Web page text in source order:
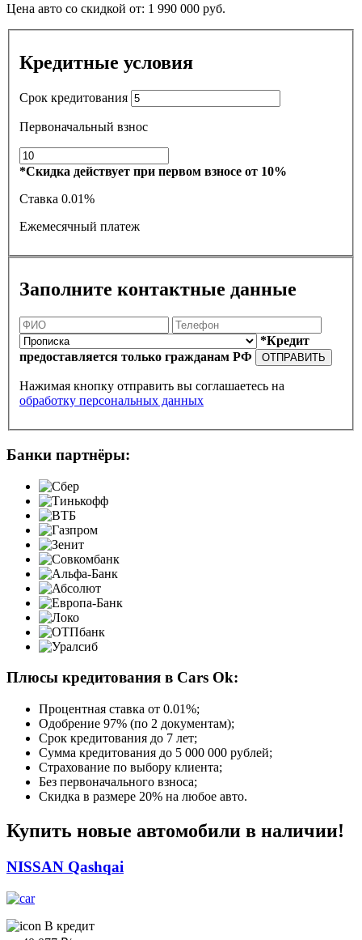
Цена авто со скидкой от: 1 990 000 руб.
Кредитные условия
Срок кредитования
Первоначальный взнос
*Скидка действует при первом взносе от 10%
Ставка 0.01%
Ежемесячный платеж
Заполните контактные данные
*Кредит
предоставляется только гражданам РФ
ОТПРАВИТЬ
Нажимая кнопку отправить вы соглашаетесь на
обработку персональных данных
Банки партнёры:
Плюсы кредитования в Cars Ok:
Процентная ставка от 0.01%;
Одобрение 97% (по 2 документам);
Срок кредитования до 7 лет;
Сумма кредитования до 5 000 000 рублей;
Страхование по выбору клиента;
Без первоначального взноса;
Скидка в размере 20% на любое авто.
Купить новые автомобили в наличии!
NISSAN Qashqai
В кредит